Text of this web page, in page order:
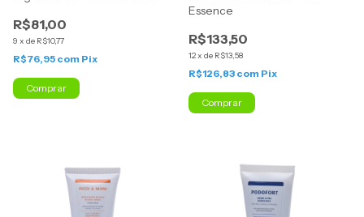
R$81,00
9 x de R$10,77
R$76,95 com Pix
Comprar
Essence
R$133,50
12x de R$13,58
R$126,83 com Pix
Comprar